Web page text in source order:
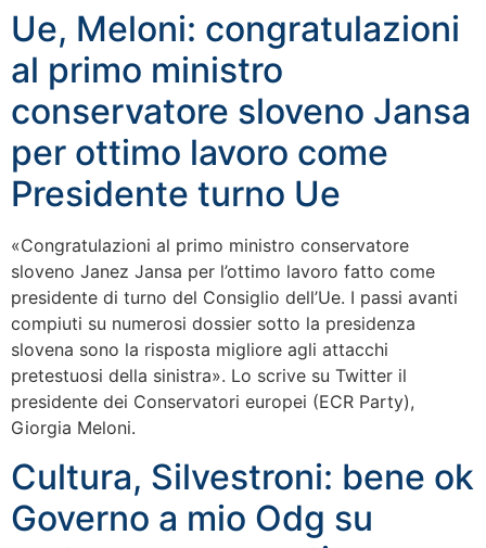
Ue, Meloni: congratulazioni
al primo ministro
conservatore sloveno Jansa
per ottimo lavoro come
Presidente turno Ue
«Congratulazioni al primo ministro conservatore
sloveno Janez Jansa per l’ottimo lavoro fatto come
presidente di turno del Consiglio dell’Ue. I passi avanti
compiuti su numerosi dossier sotto la presidenza
slovena sono la risposta migliore agli attacchi
pretestuosi della sinistra». Lo scrive su Twitter il
presidente dei Conservatori europei (ECR Party),
Giorgia Meloni.
Cultura, Silvestroni: bene ok
Governo a mio Odg su